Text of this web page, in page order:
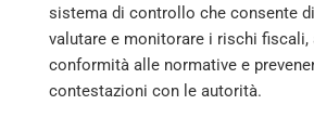
sistema di controllo che consente
valutare e monitorare i rischi fiscali,
conformità alle normative e
contestazioni con le autorità.